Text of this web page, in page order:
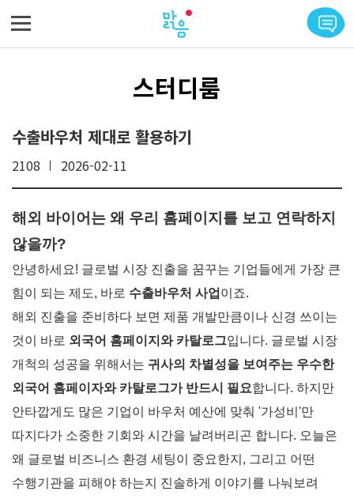
스터디룸
수출바우처 제대로 활용하기
2108 2026-02-11
해외 바이어는 왜 우리 홈페이지를 보고 연락하지
않을까?
안녕하세요! 글로벌 시장 진출을 꿈꾸는 기업들에게 가장 큰
힘이 되는 제도, 바로 수출바우처 사업 이죠.
해외 진출을 준비하다 보면 제품 개발만큼이나 신경 쓰이는
것이 바로 외국어 홈페이지와 카탈로그입니다. 글로벌 시장
개척의 성공을 위해서는 귀사의 차별성을 보여주는 우수한
외국어 홈페이자와 카탈로그가 반드시 필요합니다. 하지만
안타깝게도 많은 기업이 바우처 예산에 맞춰 '가성비'만
따지다가 소중한 기회와 시간을 날려버리곤 합니다. 오늘은
왜 글로벌 비즈니스 환경 세팅이 중요한지, 그리고 어떤
수행기관을 피해야 하는지 진솔하게 이야기를 나눠보려